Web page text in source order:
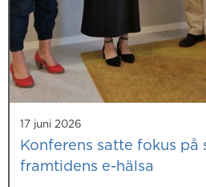
17 juni 2026
Konferens satte fokus på
framtidens e-hälsa